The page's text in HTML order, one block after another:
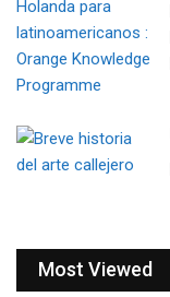
Most Viewed